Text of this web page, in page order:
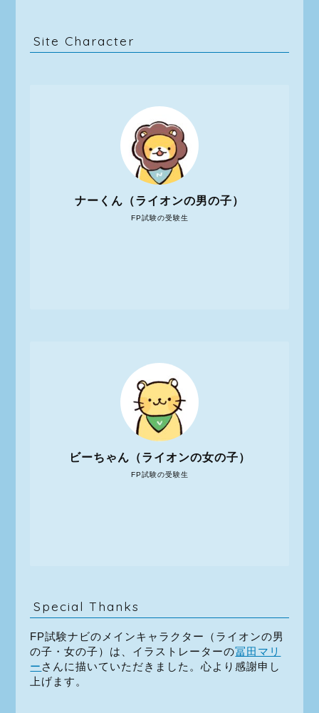
Site Character
FP試験の受験生
ナーくん（ライオンの男の子）
FP試験の受験生
ビーちゃん（ライオンの女の子）
Special Thanks
FP試験ナビのメインキャラクター（ライオンの男
の子・女の子）は、イラストレーターの冨田マリ
ー さんに描いていただきました。心より感謝申し
上げます。